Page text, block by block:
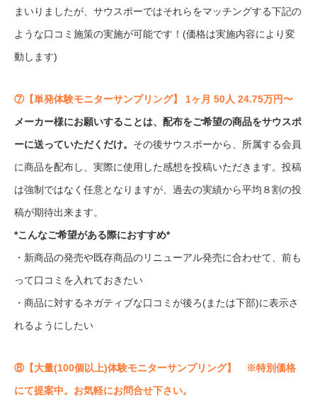
まいりましたが、サウスポーではそれらをマッチングする下記の
ような口コミ施策の実施が可能です！(価格は実施内容により変
動します)
⑦【単発体験モニターサンプリング】 1ヶ月 50人 24.75万円〜
メーカー様にお願いすることは、配布をご希望の商品をサウスポ
ーに送っていただくだけ。 その後サウスポーから、所属する会員
に商品を配布し、実際に使用した感想を投稿いただきます。投稿
は強制ではなく任意となりますが、過去の実績から平均８割の投
稿が期待出来ます。
*こんなご希望がある際におすすめ*
・新商品の発売や既存商品のリニューアル発売に合わせて、前も
って口コミを入れておきたい
・商品に対するネガティブな口コミが後ろ(または下部)に表示さ
れるようにしたい
⑧【大量(100個以上)体験モニターサンプリング】 ※特別価格
にて提案中。お気軽にお問合せ下さい。